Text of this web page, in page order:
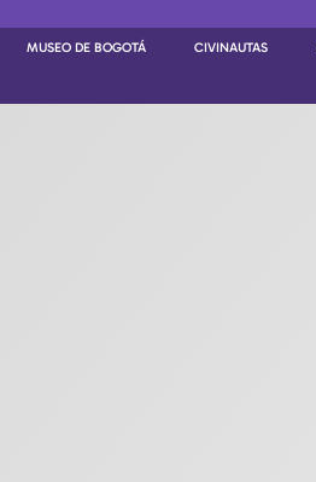
MUSEO DE BOGOTÁ CIVINAUTAS